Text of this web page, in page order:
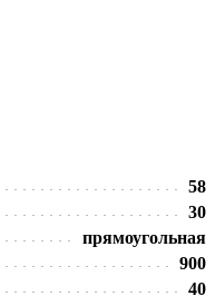
58
30
прямоугольная
900
40